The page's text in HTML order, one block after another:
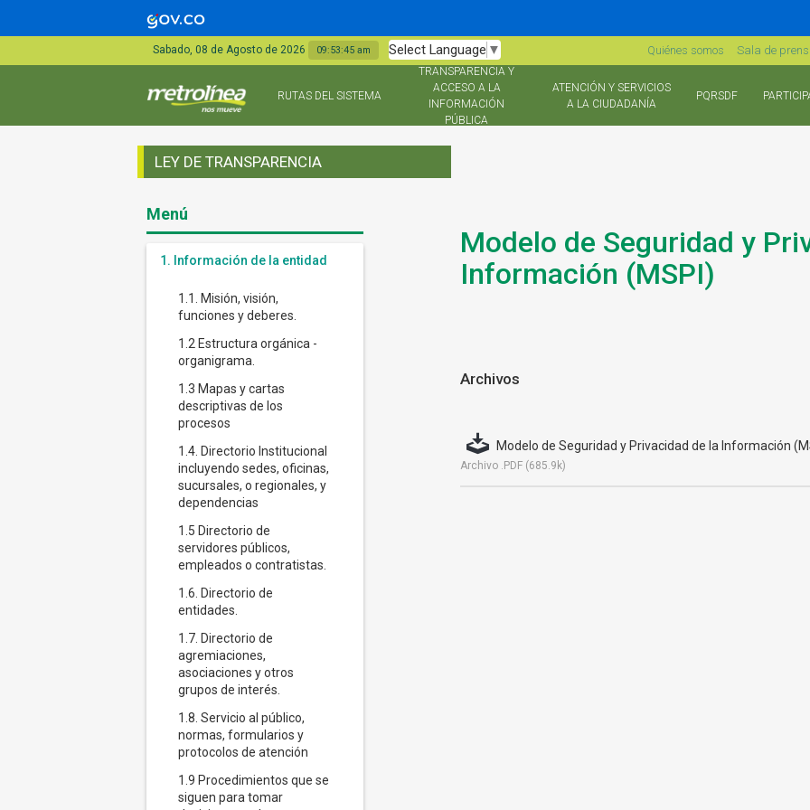
Sabado, 08 de Agosto de 2026 09:53:46 am Select Language ▼ Quiénes somos Sala de
RUTAS DEL SISTEMA
TRANSPARENCIA Y
ACCESO A LA
INFORMACIÓN
PÚBLICA
ATENCIÓN Y SERVICIOS
A LA CIUDADANÍA
PQRSDF
LEY DE TRANSPARENCIA
Menú
1. Información de la entidad
1.1. Misión, visión,
funciones y deberes.
1.2 Estructura orgánica -
organigrama.
1.3 Mapas y cartas
descriptivas de los
procesos
1.4. Directorio Institucional
incluyendo sedes, oficinas,
sucursales, o regionales, y
dependencias
1.5 Directorio de
servidores públicos,
empleados o contratistas.
1.6. Directorio de
entidades.
1.7. Directorio de
agremiaciones,
asociaciones y otros
grupos de interés.
1.8. Servicio al público,
normas, formularios y
protocolos de atención
1.9 Procedimientos que se
siguen para tomar
Modelo de Seguridad y
Información (MSPI)
Archivos
Modelo de Seguridad y Privacidad de la Información
Archivo .PDF (685.9k)